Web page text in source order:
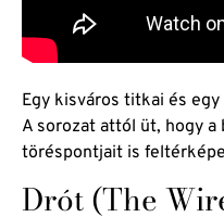
Egy kisváros titkai és
A sorozat attól üt, hogy
töréspontjait is
Drót (The